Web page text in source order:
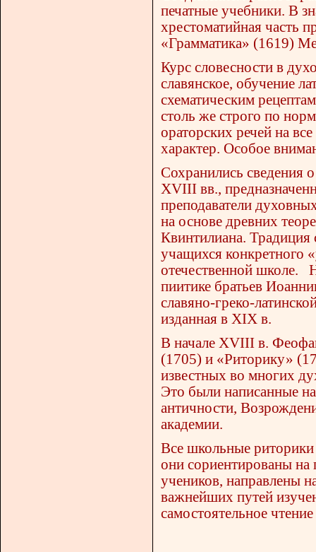
печатные учебники. В
хрестоматийная часть
«Грамматика» (1619)
Курс словесности в
славянское, обучение
схематическим
столь же строго по
ораторских речей на
характер. Особое
Сохранились сведения
XVIII вв.,
преподаватели
на основе древних
Квинтилиана. Традиция
учащихся конкретного
отечественной школе.
пиитике братьев
славяно-греко-
изданная в XIX в.
В начале XVIII в.
(1705) и «Риторику»
известных во многих
Это были написанные на
античности,
академии.
Все школьные
они сориентированы на
учеников, направлены
важнейших путей
самостоятельное